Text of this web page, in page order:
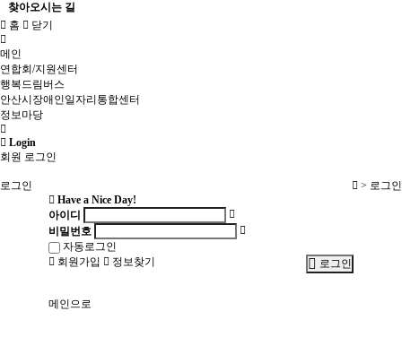
정보마당
찾아오시는 길
홈 닫기
메인
연합회/지원센터
행복드림버스
안산시장애인일자리통합센터
정보마당
Login
회원 로그인
> 로그인
로그인
Have a Nice Day!
아이디
비밀번호
자동로그인
로그인
회원가입 정보찾기
메인으로